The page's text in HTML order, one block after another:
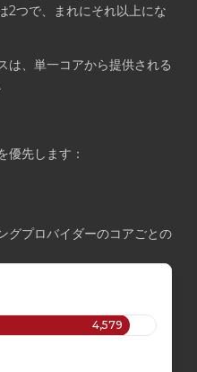
2つで、まれにそれ以上にな
は、単一コアから提供される
優先します：
グプロバイダーのコアごとの
4,579